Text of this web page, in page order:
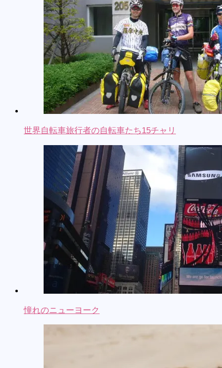
世界自転車旅行者の自転車たち15チャリ
憧れのニューヨーク